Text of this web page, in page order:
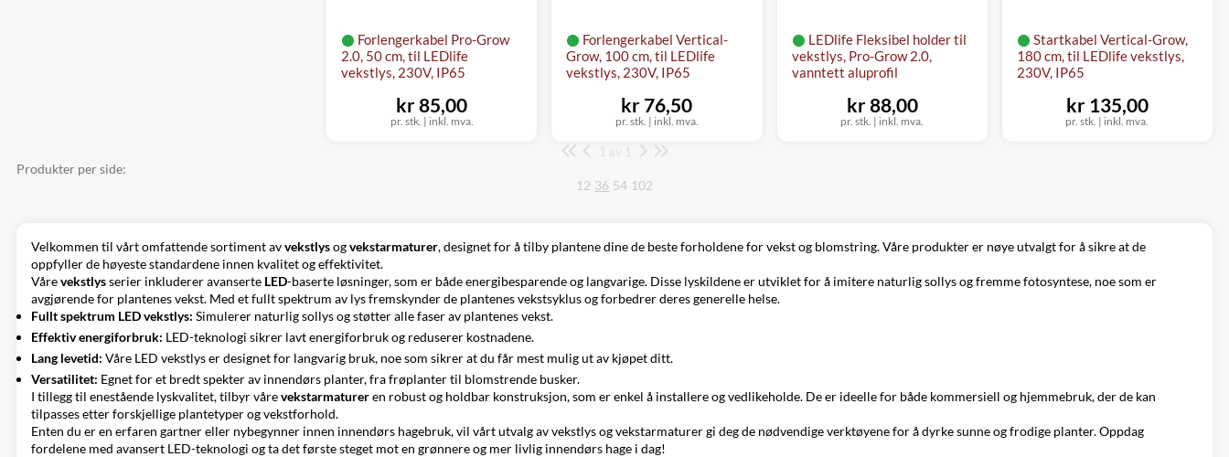
Forlengerkabel Pro-Grow
2.0, 50 cm, til LEDlife
vekstlys, 230V, IP65
pr. stk. | inkl. mva.
kr 85,00
Forlengerkabel Vertical-
Grow, 100 cm, til LEDlife
vekstlys, 230V, IP65
pr. stk. | inkl. mva.
kr 76,50
LEDlife Fleksibel holder til
vekstlys, Pro-Grow 2.0,
vanntett aluprofil
pr. stk. | inkl. mva.
kr 88,00
Startkabel Vertical-Grow,
180 cm, til LEDlife vekstlys,
230V, IP65
pr. stk. | inkl. mva.
kr 135,00
Side
Produkter per side:
12 36 54 102
Velkommen til vårt omfattende sortiment avvekstlysogvekstarmaturer, designet for å tilby plantene dine de beste forholdene for vekst og blomstring. Våre produkter er nøye utvalgt for å sikre at de
oppfyller de høyeste standardene innen kvalitet og effektivitet.
Vårevekstlysserier inkluderer avanserte LED-baserte løsninger, som er både energibesparende og langvarige. Disse lyskildene er utviklet for å imitere naturlig sollys og fremme fotosyntese, noe som er
avgjørende for plantenes vekst. Med et fullt spektrum av lys fremskynder de plantenes vekstsyklus og forbedrer deres generelle helse.
Fullt spektrum LED vekstlys: Simulerer naturlig sollys og støtter alle faser av plantenes vekst.
Effektiv energiforbruk: LED-teknologi sikrer lavt energiforbruk og reduserer kostnadene.
Lang levetid: Våre LED vekstlys er designet for langvarig bruk, noe som sikrer at du får mest mulig ut av kjøpet ditt.
Versatilitet: Egnet for et bredt spekter av innendørs planter, fra frøplanter til blomstrende busker.
I tillegg til enestående lyskvalitet, tilbyr vårevekstarmatureren robust og holdbar konstruksjon, som er enkel å installere og vedlikeholde. De er ideelle for både kommersiell og hjemmebruk, der de kan
tilpasses etter forskjellige plantetyper og vekstforhold.
Enten du er en erfaren gartner eller nybegynner innen innendørs hagebruk, vil vårt utvalg av vekstlys og vekstarmaturer gi deg de nødvendige verktøyene for å dyrke sunne og frodige planter. Oppdag
fordelene med avansert LED-teknologi og ta det første steget mot en grønnere og mer livlig innendørs hage i dag!